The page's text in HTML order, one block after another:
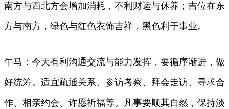
南方与西北方会增加消耗，不利财运与休养；吉位在东
方与南方，绿色与红色衣饰吉祥，黑色利于事业。
午马：今天有利沟通交流与能力发挥，要循序渐进，做
好统筹。适宜疏通关系、参访考察、拜会走访、寻求合
作、相亲约会、许愿祈福等。凡事要顺其自然，保持淡